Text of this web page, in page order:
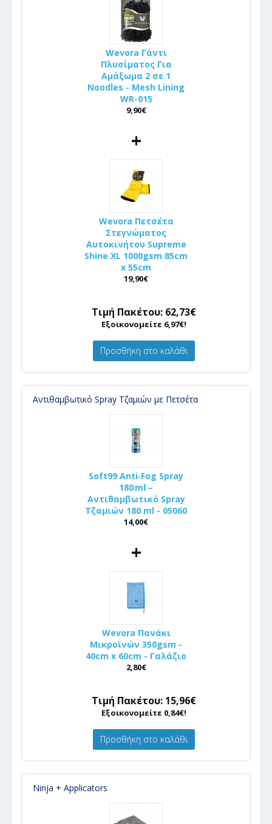
Wevora Γάντι
Πλυσίματος Για
Αμάξωμα 2 σε 1
Noodles - Mesh Lining
WR-015
9,90€
+
Wevora Πετσέτα
Στεγνώματος
Αυτοκινήτου Supreme
Shine XL 1000gsm 85cm
x 55cm
19,90€
Τιμή Πακέτου: 62,73€
Εξοικονομείτε 6,97€!
Προσθήκη στο καλάθι
Αντιθαμβωτικό Spray Τζαμιών με Πετσέτα
Soft99 Anti‑Fog Spray
180 ml –
Αντιθαμβωτικό Spray
Τζαμιών 180 ml - 05060
14,00€
+
Wevora Πανάκι
Μικροϊνών 350gsm -
40cm x 60cm - Γαλάζιο
2,80€
Τιμή Πακέτου: 15,96€
Εξοικονομείτε 0,84€!
Προσθήκη στο καλάθι
Ninja + Applicators